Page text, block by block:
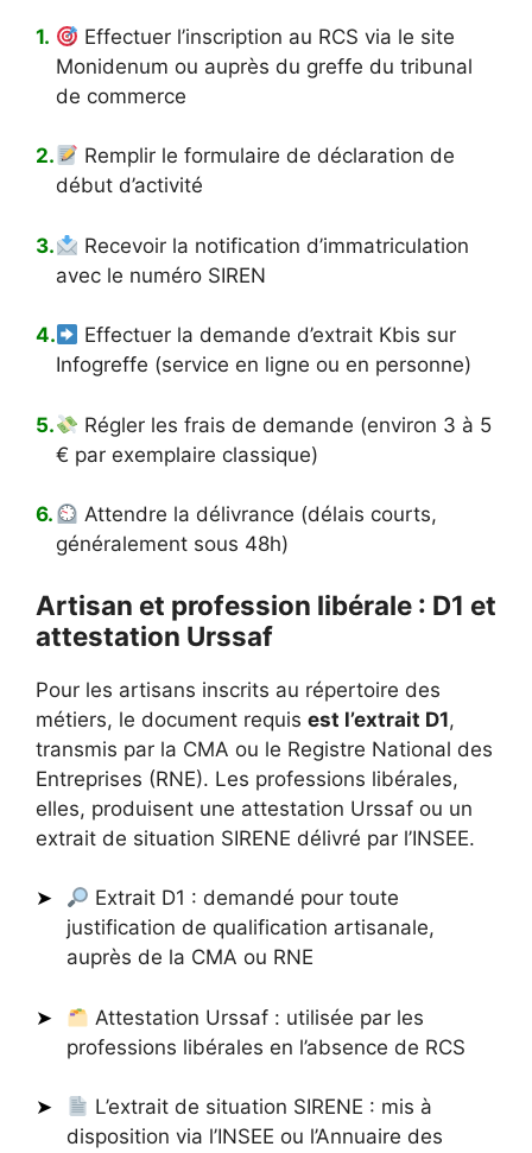
Effectuer l’inscription au RCS via le site
Monidenum ou auprès du greffe du tribunal
de commerce
Remplir le formulaire de déclaration de
début d’activité
Recevoir la notification d’immatriculation
avec le numéro SIREN
Effectuer la demande d’extrait Kbis sur
Infogreffe (service en ligne ou en personne)
Régler les frais de demande (environ 3 à 5
€ par exemplaire classique)
Attendre la délivrance (délais courts,
généralement sous 48h)
Artisan et profession libérale : D1 et
attestation Urssaf
Pour les artisans inscrits au répertoire des
métiers, le document requis est l’extrait D1,
transmis par la CMA ou le Registre National des
Entreprises (RNE). Les professions libérales,
elles, produisent une attestation Urssaf ou un
extrait de situation SIRENE délivré par l’INSEE.
Extrait D1 : demandé pour toute
justification de qualification artisanale,
auprès de la CMA ou RNE
Attestation Urssaf : utilisée par les
professions libérales en l’absence de RCS
L’extrait de situation SIRENE : mis à
disposition via l’INSEE ou l’Annuaire des